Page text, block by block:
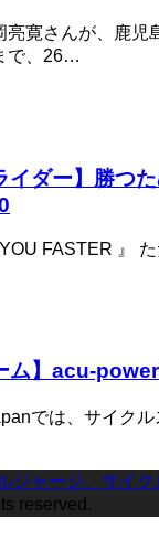
亮寛さんが、鹿児
で、26…
イダー】勝つ
FASTER 』
ム】acu-
では、サイク
ジャージ、サイ
reserved.